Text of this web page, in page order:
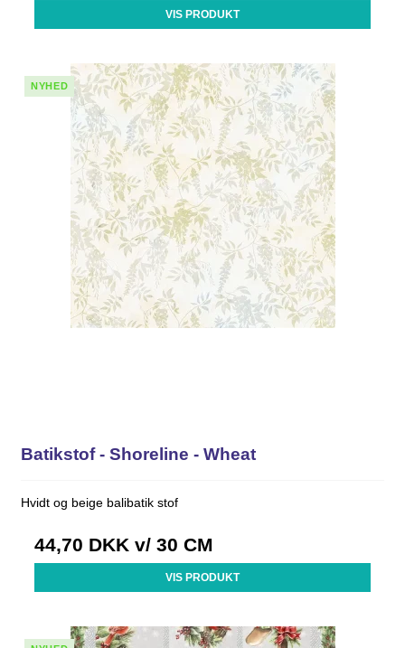
VIS PRODUKT
NYHED
Batikstof - Shoreline - Wheat
Hvidt og beige balibatik stof
44,70 DKK v/ 30 CM
VIS PRODUKT